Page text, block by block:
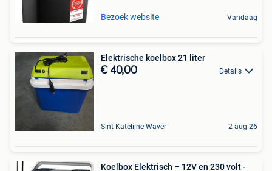
Bezoek website Vandaag
Elektrische koelbox 21 liter
€ 40,00 Details
Sint-Katelijne-Waver 2 aug 26
Koelbox Elektrisch – 12V en 230 volt -